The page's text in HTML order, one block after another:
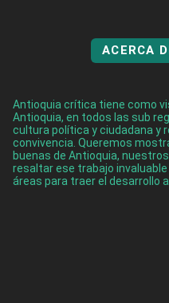
ACERCA
Antioquia crítica tiene como
Antioquia, en todos las sub
cultura política y ciudadana y
convivencia. Queremos
buenas de Antioquia,
resaltar ese trabajo
áreas para traer el desarrollo